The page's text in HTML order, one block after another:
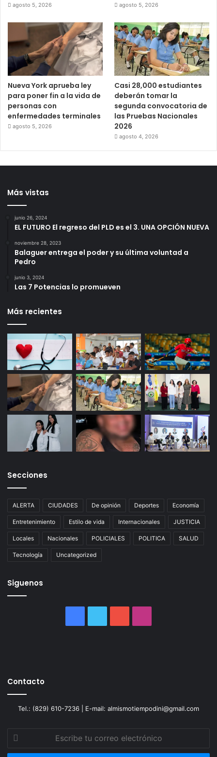
agosto 5, 2026 agosto 5, 2026
Nueva York aprueba ley
para poner fin a la vida de
personas con
enfermedades terminales
agosto 5, 2026
Casi 28,000 estudiantes
deberán tomar la
segunda convocatoria de
las Pruebas Nacionales
2026
agosto 4, 2026
Más vistas
junio 26, 2024
EL FUTURO El regreso del PLD es el 3. UNA OPCIÓN NUEVA
noviembre 28, 2023
Balaguer entrega el poder y su última voluntad a
Pedro
junio 3, 2024
Las 7 Potencias lo promueven
Más recientes
Secciones
ALERTA CIUDADES De opinión Deportes Economía
Entretenimiento Estilo de vida Internacionales JUSTICIA
Locales Nacionales POLICIALES POLITICA SALUD
Tecnología Uncategorized
Siguenos
Contacto
Tel.: (829) 610-7236 | E-mail: almismotiempodini@gmail.com
correo